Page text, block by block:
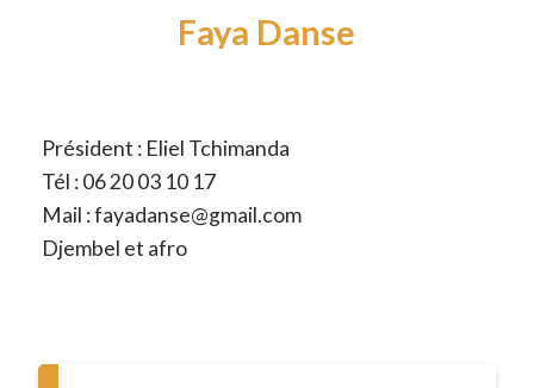
Faya Danse
Président : Eliel Tchimanda
Tél : 06 20 03 10 17
Mail : fayadanse@gmail.com
Djembel et afro